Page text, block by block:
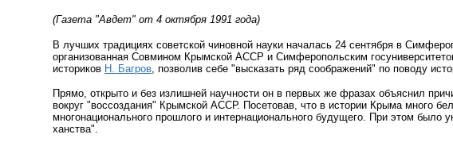
(Газета "Авдет" от 4 октября 1991 года)
В лучших традициях советской чиновной науки началась 24 сентября в
организованная Совмином Крымской АССР и Симферопольским
историков Н. Багров , позволив себе "высказать ряд соображений" по поводу
Прямо, открыто и без излишней научности он в первых же фразах объяснил
вокруг "воссоздания" Крымской АССР. Посетовав, что в истории Крыма много
многонационального прошлого и интернационального будущего. При этом было
ханства".